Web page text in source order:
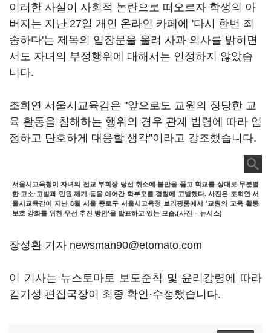
이러한 사실이 사회적 논란으로 떠오르자 학생의 아
버지는 지난 27일 개인 온라인 카페에 '다시 한번 죄
송하다'는 제목의 입장문을 올려 사과 의사를 밝히면
서도 자녀의 부정행위에 대해서는 인정하지 않았습
니다.
조희연 서울시교육감은 "앞으로도 교원의 정당한 교
육 활동을 침해하는 행위의 경우 관계 법령에 따라 엄
정하고 단호하게 대응할 생각"이라고 강조했습니다.
서울시교육청이 자녀의 전교 부회장 당선 취소에 불만을 품고 학교를 상대로 무분별
한 고소·고발과 민원 제기 등을 이어간 학부모를 경찰에 고발했다. 사진은 조희연 서
울시교육감이 지난 8월 서울 종로구 서울시교육청 브리핑룸에서 '교원의 교육 활동
보호 강화를 위한 우선 추진 방안'을 발표하고 있는 모습.(사진 = 뉴시스)
장성환 기자 newsman90@etomato.com
이 기사는 뉴스토마토 보도준칙 및 윤리강령에 따라
김기성 편집국장이 최종 확인·수정했습니다.